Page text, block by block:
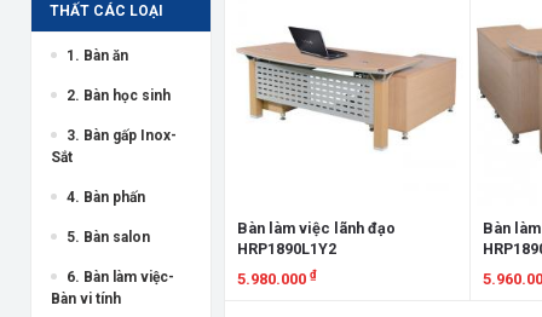
THẤT CÁC LOẠI
1. Bàn ăn
2. Bàn học sinh
3. Bàn gấp Inox-
Sắt
4. Bàn phấn
5. Bàn salon
6. Bàn làm việc-
Bàn vi tính
Bàn làm việc lãnh đạo
HRP1890L1Y2
5.980.000 ₫
Bàn